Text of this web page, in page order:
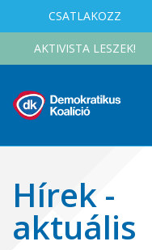
CSATLAKOZZ
AKTIVISTA LESZEK!
Hírek -
aktuális